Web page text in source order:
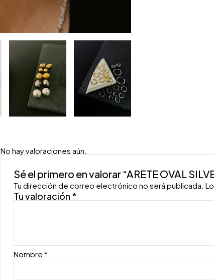
No hay valoraciones aún.
Sé el primero en valorar “ARETE OVAL
Tu dirección de correo electrónico no será publicada.
Tu valoración *
Nombre*